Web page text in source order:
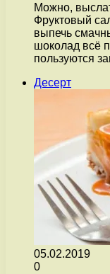
Можно,
Фруктовый
выпечь
шоколад всё
пользуются
Десерт
05.02.2019
0